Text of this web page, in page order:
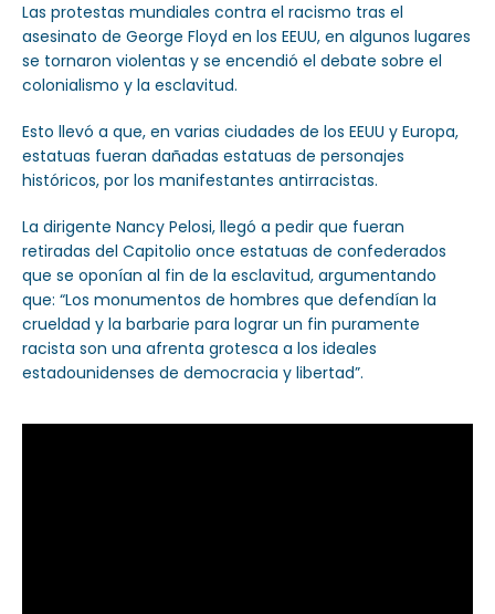
Las protestas mundiales contra el racismo tras el
asesinato de George Floyd en los EEUU, en algunos lugares
se tornaron violentas y se encendió el debate sobre el
colonialismo y la esclavitud.
Esto llevó a que, en varias ciudades de los EEUU y Europa,
estatuas fueran dañadas estatuas de personajes
históricos, por los manifestantes antirracistas.
La dirigente Nancy Pelosi, llegó a pedir que fueran
retiradas del Capitolio once estatuas de confederados
que se oponían al fin de la esclavitud, argumentando
que: “Los monumentos de hombres que defendían la
crueldad y la barbarie para lograr un fin puramente
racista son una afrenta grotesca a los ideales
estadounidenses de democracia y libertad”.